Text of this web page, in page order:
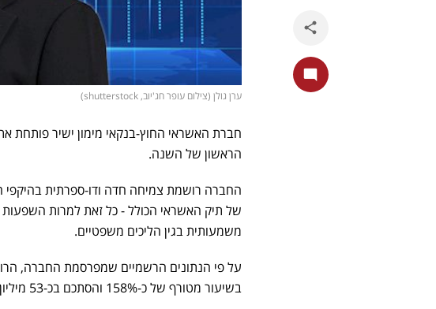
ערן גולן (צילום עופר חג'יוב, shutterstock)
הראשון של השנה.
החברה רושמת צמיחה חדה ודו-ספרתית בהיקפי
של תיק האשראי הכולל - כל זאת למרות
משמעותית בגין הליכים משפטיים.
בשיעור מטורף של כ-158% והסתכם בכ-53 מיליון ש"ח, זאת לעומת התקופה המקבילה אשתקד.